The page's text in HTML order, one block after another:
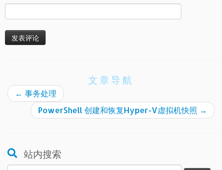
文章导航
← 事务处理
PowerShell 创建和恢复Hyper-V虚拟机快照 →
站内搜索